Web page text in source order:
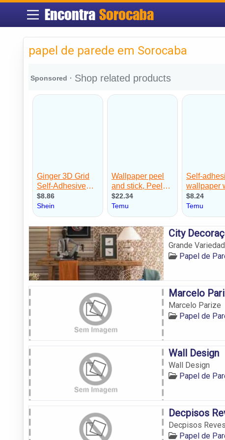
Encontra Sorocaba
papel de parede em Sorocaba
City
Grande
Papel de
Marcelo
Marcelo Parize
Papel de
Wall Design
Wall Design
Papel de
Decpisos
Decpisos
Papel de